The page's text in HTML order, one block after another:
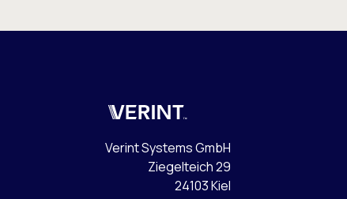
Verint
Verint Systems GmbH
Ziegelteich 29
24103 Kiel